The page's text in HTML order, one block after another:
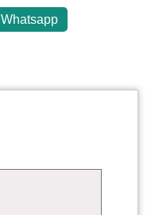
Whatsapp